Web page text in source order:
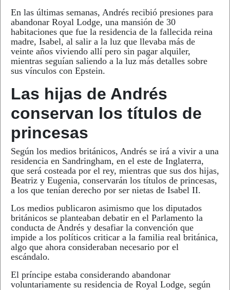
En las últimas semanas, Andrés recibió presiones para
abandonar Royal Lodge, una mansión de 30
habitaciones que fue la residencia de la fallecida reina
madre, Isabel, al salir a la luz que llevaba más de
veinte años viviendo allí pero sin pagar alquiler,
mientras seguían saliendo a la luz más detalles sobre
sus vínculos con Epstein.
Las hijas de Andrés
conservan los títulos de
princesas
Según los medios británicos, Andrés se irá a vivir a una
residencia en Sandringham, en el este de Inglaterra,
que será costeada por el rey, mientras que sus dos hijas,
Beatriz y Eugenia, conservarán los títulos de princesas,
a los que tenían derecho por ser nietas de Isabel II.
Los medios publicaron asimismo que los diputados
británicos se planteaban debatir en el Parlamento la
conducta de Andrés y desafiar la convención que
impide a los políticos criticar a la familia real británica,
algo que ahora consideraban necesario por el
escándalo.
El príncipe estaba considerando abandonar
voluntariamente su residencia de Royal Lodge, según